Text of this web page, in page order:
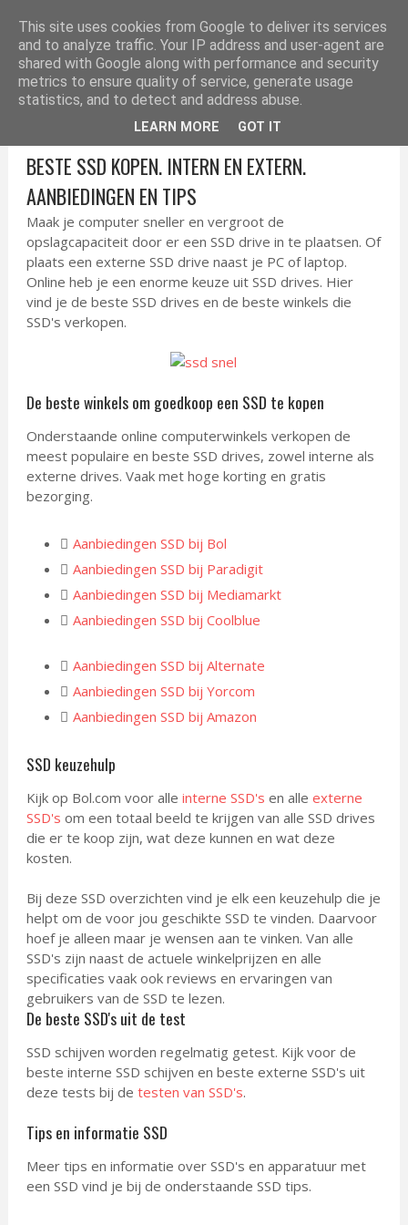
ELEKTRONICA TIPS
BESTE SSD KOPEN. INTERN EN EXTERN.
AANBIEDINGEN EN TIPS
Maak je computer sneller en vergroot de
opslagcapaciteit door er een SSD drive in te plaatsen. Of
plaats een externe SSD drive naast je PC of laptop.
Online heb je een enorme keuze uit SSD drives. Hier
vind je de beste SSD drives en de beste winkels die
SSD's verkopen.
De beste winkels om goedkoop een SSD te kopen
Onderstaande online computerwinkels verkopen de
meest populaire en beste SSD drives, zowel interne als
externe drives. Vaak met hoge korting en gratis
bezorging.
Aanbiedingen SSD bij Bol
Aanbiedingen SSD bij Paradigit
Aanbiedingen SSD bij Mediamarkt
Aanbiedingen SSD bij Coolblue
Aanbiedingen SSD bij Alternate
Aanbiedingen SSD bij Yorcom
Aanbiedingen SSD bij Amazon
SSD keuzehulp
Kijk op Bol.com voor alle interne SSD's en alle externe
SSD's om een totaal beeld te krijgen van alle SSD drives
die er te koop zijn, wat deze kunnen en wat deze
kosten.
Bij deze SSD overzichten vind je elk een keuzehulp die je
helpt om de voor jou geschikte SSD te vinden. Daarvoor
hoef je alleen maar je wensen aan te vinken. Van alle
SSD's zijn naast de actuele winkelprijzen en alle
specificaties vaak ook reviews en ervaringen van
gebruikers van de SSD te lezen.
De beste SSD's uit de test
SSD schijven worden regelmatig getest. Kijk voor de
beste interne SSD schijven en beste externe SSD's uit
deze tests bij de testen van SSD's.
Tips en informatie SSD
Meer tips en informatie over SSD's en apparatuur met
een SSD vind je bij de onderstaande SSD tips.
This site uses cookies from Google to deliver its services
and to analyze traffic. Your IP address and user-agent are
shared with Google along with performance and security
metrics to ensure quality of service, generate usage
statistics, and to detect and address abuse.
LEARN MORE GOT IT